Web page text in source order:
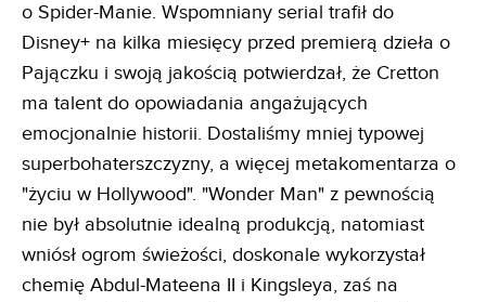
o Spider-Manie. Wspomniany serial trafił do
Disney+ na kilka miesięcy przed premierą dzieła o
Pajączku i swoją jakością potwierdzał, że Cretton
ma talent do opowiadania angażujących
emocjonalnie historii. Dostaliśmy mniej typowej
superbohaterszczyzny, a więcej metakomentarza o
"życiu w Hollywood". "Wonder Man" z pewnością
nie był absolutnie idealną produkcją, natomiast
wniósł ogrom świeżości, doskonale wykorzystał
chemię Abdul-Mateena II i Kingsleya, zaś na